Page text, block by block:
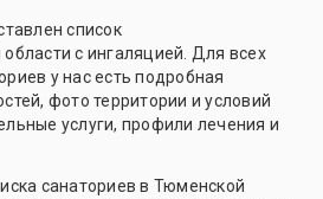
список
с ингаляцией. Для всех
у нас есть подробная
фото территории и условий
услуги, профили лечения и
санаториев в Тюменской